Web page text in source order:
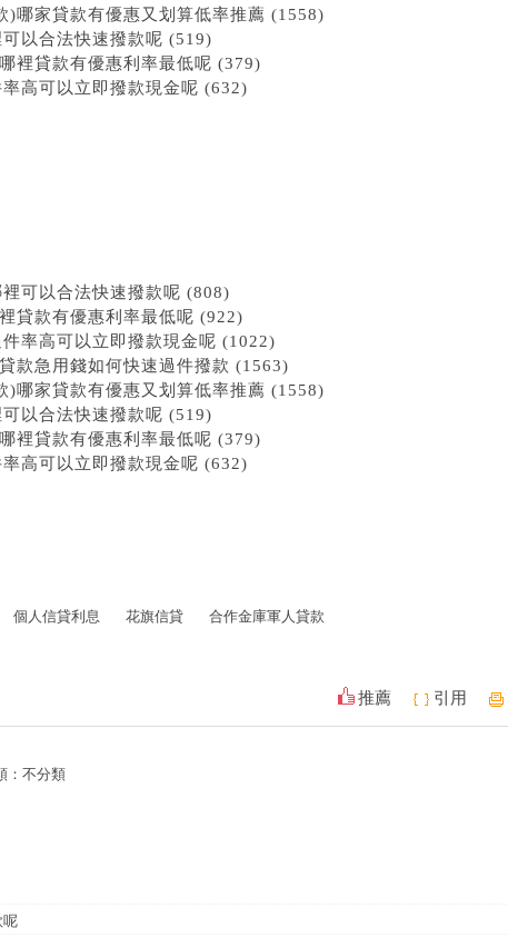
)哪家貸款有優惠又划算低率推薦 (1558)
以合法快速撥款呢 (519)
裡貸款有優惠利率最低呢 (379)
高可以立即撥款現金呢 (632)
可以合法快速撥款呢 (808)
貸款有優惠利率最低呢 (922)
率高可以立即撥款現金呢 (1022)
款急用錢如何快速過件撥款 (1563)
)哪家貸款有優惠又划算低率推薦 (1558)
以合法快速撥款呢 (519)
裡貸款有優惠利率最低呢 (379)
高可以立即撥款現金呢 (632)
個人信貸利息 花旗信貸 合作金庫軍人貸款
推薦 引用
： 不分類
呢